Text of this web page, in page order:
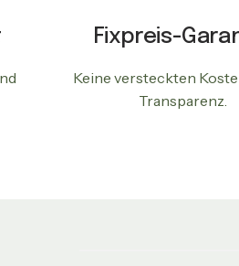
Fixpreis-
Keine versteckten
Transparenz.